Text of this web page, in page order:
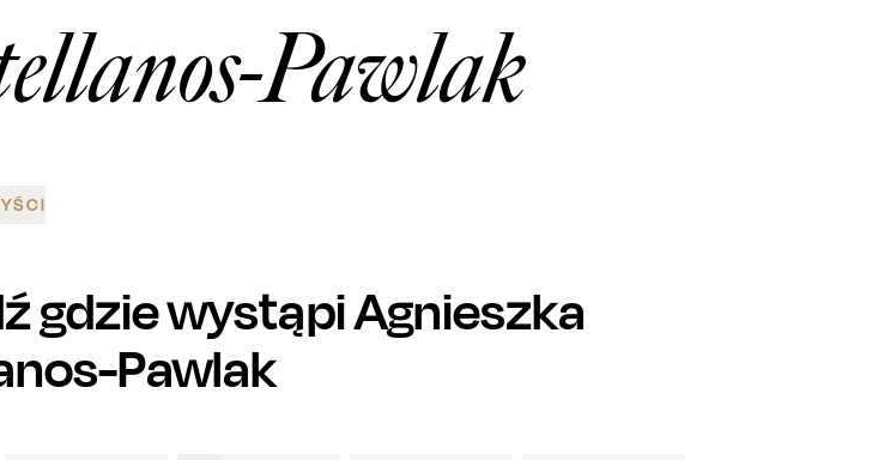
Szukaj Pawlak
gdzie wystąpiAgnieszka
Pawlak